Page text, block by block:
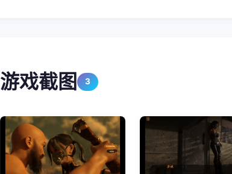
游戏截图 3